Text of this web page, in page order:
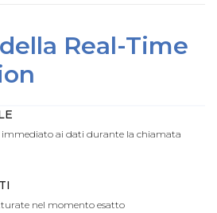
Real-Time
immediato ai dati durante la chiamata
nel momento esatto